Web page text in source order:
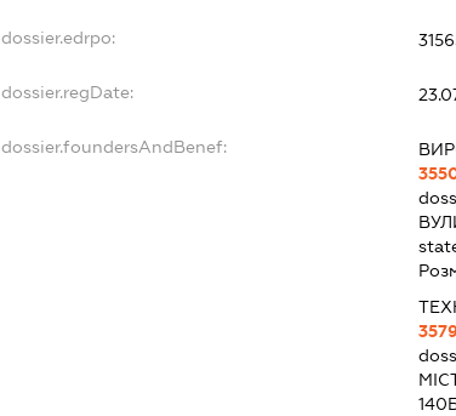
dossier.edrpo:
dossier.regDate:
dossier.foundersAndBenef: